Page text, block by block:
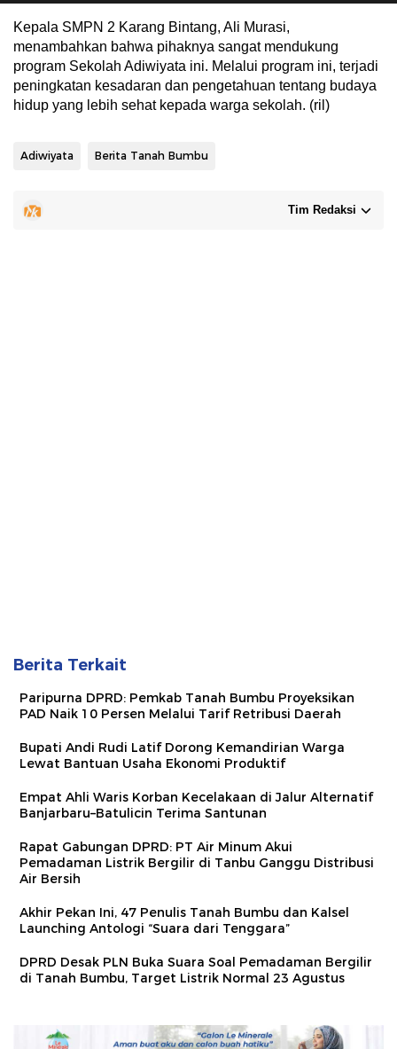
Kepala SMPN 2 Karang Bintang, Ali Murasi,
menambahkan bahwa pihaknya sangat mendukung
program Sekolah Adiwiyata ini. Melalui program ini, terjadi
peningkatan kesadaran dan pengetahuan tentang budaya
hidup yang lebih sehat kepada warga sekolah. (ril)
Adiwiyata Berita Tanah Bumbu
Tim Redaksi
Berita Terkait
Paripurna DPRD: Pemkab Tanah Bumbu Proyeksikan
PAD Naik 10 Persen Melalui Tarif Retribusi Daerah
Bupati Andi Rudi Latif Dorong Kemandirian Warga
Lewat Bantuan Usaha Ekonomi Produktif
Empat Ahli Waris Korban Kecelakaan di Jalur Alternatif
Banjarbaru–Batulicin Terima Santunan
Rapat Gabungan DPRD: PT Air Minum Akui
Pemadaman Listrik Bergilir di Tanbu Ganggu Distribusi
Air Bersih
Akhir Pekan Ini, 47 Penulis Tanah Bumbu dan Kalsel
Launching Antologi “Suara dari Tenggara”
DPRD Desak PLN Buka Suara Soal Pemadaman Bergilir
di Tanah Bumbu, Target Listrik Normal 23 Agustus